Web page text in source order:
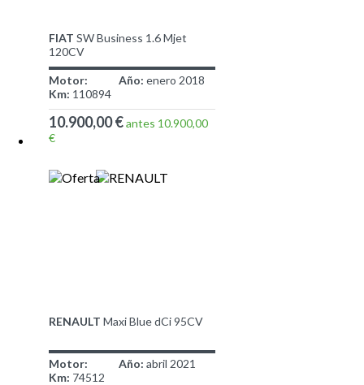
FIAT SW Business 1.6 Mjet
120CV
Motor: Año: enero 2018
Km: 110894
10.900,00 €antes 10.900,00
€
RENAULT Maxi Blue dCi 95CV
Motor: Año: abril 2021
Km: 74512